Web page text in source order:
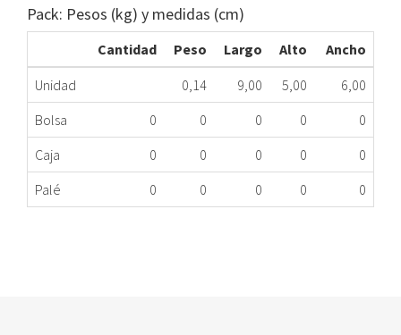
Pack: Pesos (kg) y medidas (cm)
Cantidad Peso Largo Alto
Ancho
Unidad
0,14 9,00 5,00
6,00
Bolsa
0 0 0 0
0
Caja
0 0 0 0
0
Palé
0 0 0 0 0